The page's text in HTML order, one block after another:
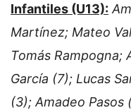
Infantiles (U13):
Martínez; Mateo
Tomás Rampogna;
García (7); Lucas
(3); Amadeo Pasos